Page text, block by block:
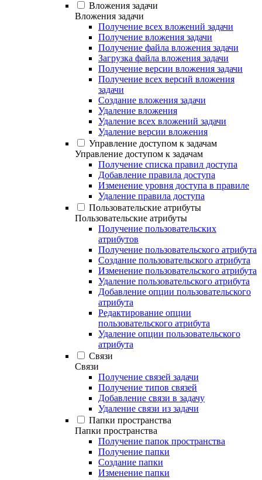
Вложения задачи
Вложения задачи
Получение всех вложений задачи
Получение вложения задачи
Получение файла вложения задачи
Загрузка файла вложения задачи
Получение версии вложения задачи
Получение всех версий вложения
задачи
Создание вложения задачи
Удаление вложения
Удаление всех вложений задачи
Удаление версии вложения
Управление доступом к задачам
Управление доступом к задачам
Получение списка правил доступа
Добавление правила доступа
Изменение уровня доступа в правиле
Удаление правила доступа
Пользовательские атрибуты
Пользовательские атрибуты
Получение пользовательских
атрибутов
Получение пользовательского атрибута
Создание пользовательского атрибута
Изменение пользовательского атрибута
Удаление пользовательского атрибута
Добавление опции пользовательского
атрибута
Редактирование опции
пользовательского атрибута
Удаление опции пользовательского
атрибута
Связи
Связи
Получение связей задачи
Получение типов связей
Добавление связи в задачу
Удаление связи из задачи
Папки пространства
Папки пространства
Получение папок пространства
Получение папки
Создание папки
Изменение папки